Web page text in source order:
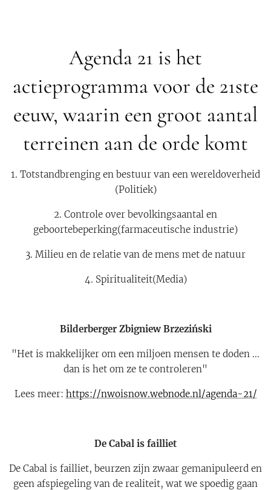
Agenda 21 is het
actieprogramma voor de 21ste
eeuw, waarin een groot aantal
terreinen aan de orde komt
1. Totstandbrenging en bestuur van een wereldoverheid
(Politiek)
2. Controle over bevolkingsaantal en
geboortebeperking(farmaceutische industrie)
3. Milieu en de relatie van de mens met de natuur
4. Spiritualiteit(Media)
Bilderberger Zbigniew Brzeziński
"Het is makkelijker om een ​​miljoen mensen te doden ...
dan is het om ze te controleren"
Lees meer: https://nwoisnow.webnode.nl/agenda-21/
De Cabal is failliet
De Cabal is failliet, beurzen zijn zwaar gemanipuleerd en
geen afspiegeling van de realiteit, wat we spoedig gaan